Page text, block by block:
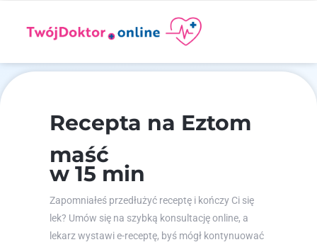
Recepta na Eztom
maść
w 15 min
Zapomniałeś przedłużyć receptę i kończy Ci się
lek? Umów się na szybką konsultację online, a
lekarz wystawi e-receptę, byś mógł kontynuować